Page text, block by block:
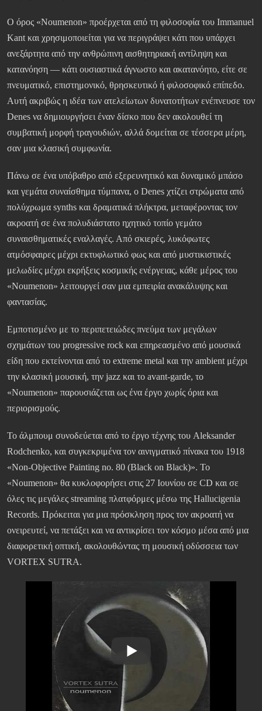
Ο όρος «Noumenon» προέρχεται από τη φιλοσοφία του Immanuel
Kant και χρησιμοποιείται για να περιγράψει κάτι που υπάρχει
ανεξάρτητα από την ανθρώπινη αισθητηριακή αντίληψη και
κατανόηση — κάτι ουσιαστικά άγνωστο και ακατανόητο, είτε σε
πνευματικό, επιστημονικό, θρησκευτικό ή φιλοσοφικό επίπεδο.
Αυτή ακριβώς η ιδέα των ατελείωτων δυνατοτήτων ενέπνευσε τον
Denes να δημιουργήσει έναν δίσκο που δεν ακολουθεί τη
συμβατική μορφή τραγουδιών, αλλά δομείται σε τέσσερα μέρη,
σαν μια κλασική συμφωνία.
Πάνω σε ένα υπόβαθρο από εξερευνητικό και δυναμικό μπάσο
και γεμάτα συναίσθημα τύμπανα, ο Denes χτίζει στρώματα από
πολύχρωμα synths και δραματικά πλήκτρα, μεταφέροντας τον
ακροατή σε ένα πολυδιάστατο ηχητικό τοπίο γεμάτο
συναισθηματικές εναλλαγές. Από σκιερές, λυκόφωτες
ατμόσφαιρες μέχρι εκτυφλωτικό φως και από μυστικιστικές
μελωδίες μέχρι εκρήξεις κοσμικής ενέργειας, κάθε μέρος του
«Noumenon» λειτουργεί σαν μια εμπειρία ανακάλυψης και
φαντασίας.
Εμποτισμένο με το περιπετειώδες πνεύμα των μεγάλων
σχημάτων του progressive rock και επηρεασμένο από μουσικά
είδη που εκτείνονται από το extreme metal και την ambient μέχρι
την κλασική μουσική, την jazz και το avant-garde, το
«Noumenon» παρουσιάζεται ως ένα έργο χωρίς όρια και
περιορισμούς.
Το άλμπουμ συνοδεύεται από το έργο τέχνης του Aleksander
Rodchenko, και συγκεκριμένα τον αινιγματικό πίνακα του 1918
«Non-Objective Painting no. 80 (Black on Black)». Το
«Noumenon» θα κυκλοφορήσει στις 27 Ιουνίου σε CD και σε
όλες τις μεγάλες streaming πλατφόρμες μέσω της Hallucigenia
Records. Πρόκειται για μια πρόσκληση προς τον ακροατή να
ονειρευτεί, να πετάξει και να αντικρίσει τον κόσμο μέσα από μια
διαφορετική οπτική, ακολουθώντας τη μουσική οδύσσεια των
VORTEX SUTRA.